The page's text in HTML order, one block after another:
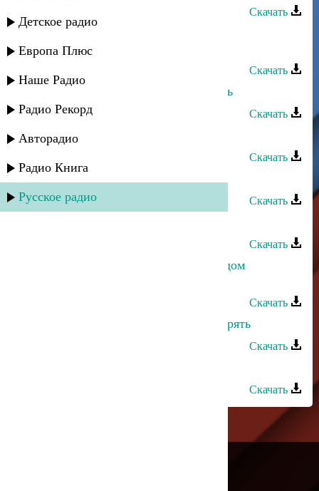
Детское радио
Европа Плюс
Наше Радио
Радио Рекорд
Авторадио
Радио Книга
Русское радио
Скачать
Cёма Семенов и Ринат Каримов -
Наслаждайтесь
Скачать
Ринат Каримов - Пойте, веселитесь
Скачать
Ринат Каримов - Зеленые глаза
Скачать
Ринат Каримов - Исбагьи
Скачать
Скачать
Ринат Каримов - Каким меня ты ядом
Скачать
Ринат Каримов - Я не хочу тебя терять
Скачать
Скачать